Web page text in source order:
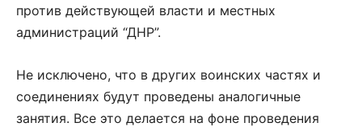
против действующей власти и местных
администраций “ДНР”.
Не исключено, что в других воинских частях и
соединениях будут проведены аналогичные
занятия. Все это делается на фоне проведения